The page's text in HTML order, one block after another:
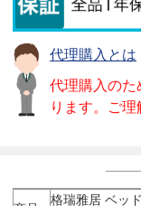
代理購入とは
代理購入の
ります。ご理
格瑞雅居 ベッ